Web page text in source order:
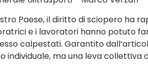
Paese, il diritto di sciopero ha
e i lavoratori hanno potuto
calpestati. Garantito
individuale, ma una leva collettiva